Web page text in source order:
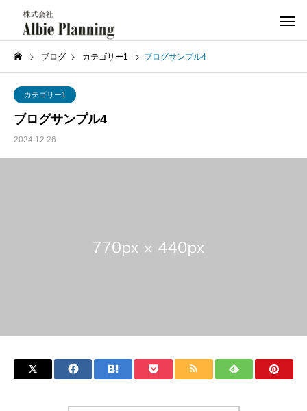
ブログ カテゴリー1 ブログサンプル4
カテゴリー1
ブログサンプル4
2024.12.26